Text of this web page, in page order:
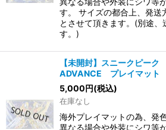
す。 サイズの都合上、発送
とさせて頂きます。(別途、
す。)
【未開封】スニークピー
ADVANCE プレイマット
5,000円(税込)
在庫なし
海外プレイマットの為、発
異なる場合や外装にシワ等